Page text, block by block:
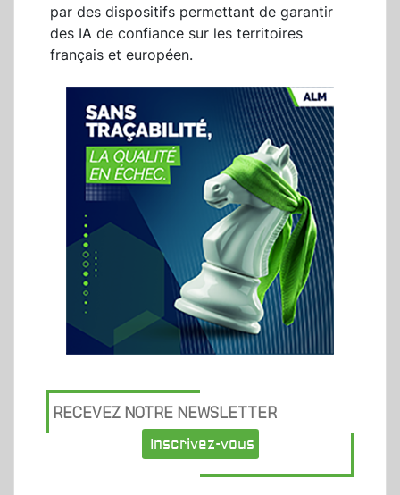
par des dispositifs permettant de garantir
des IA de confiance sur les territoires
français et européen.
RECEVEZ NOTRE NEWSLETTER
Inscrivez-vous